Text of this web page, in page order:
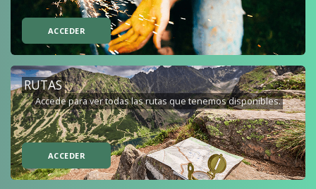
ACCEDER
RUTAS
Accede para ver todas las rutas que tenemos disponibles.
ACCEDER